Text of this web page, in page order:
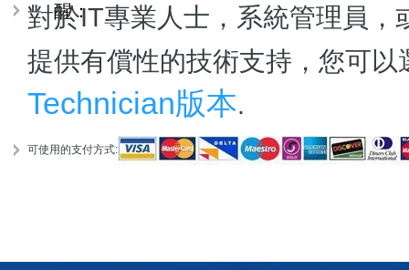
醒：
對於IT專業人士，系統管理員
提供有償性的技術支持，您可以
Technician版本.
可使用的支付方式: